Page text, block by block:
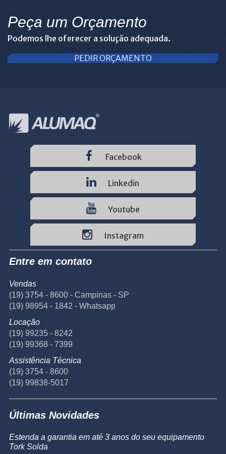
Peça um Orçamento
Podemos lhe oferecer a solução adequada.
PEDIR ORÇAMENTO
Facebook
Linkedin
Youtube
Instagram
Entre em contato
Vendas
(19) 3754 - 8600 - Campinas - SP
(19) 98954 - 1842 - Whatsapp
Locação
(19) 99235 - 8242
(19) 99368 - 7399
Assistência Técnica
(19) 3754 - 8600
(19) 99838-5017
Últimas Novidades
Estenda a garantia em até 3 anos do seu equipamento
Tork Solda